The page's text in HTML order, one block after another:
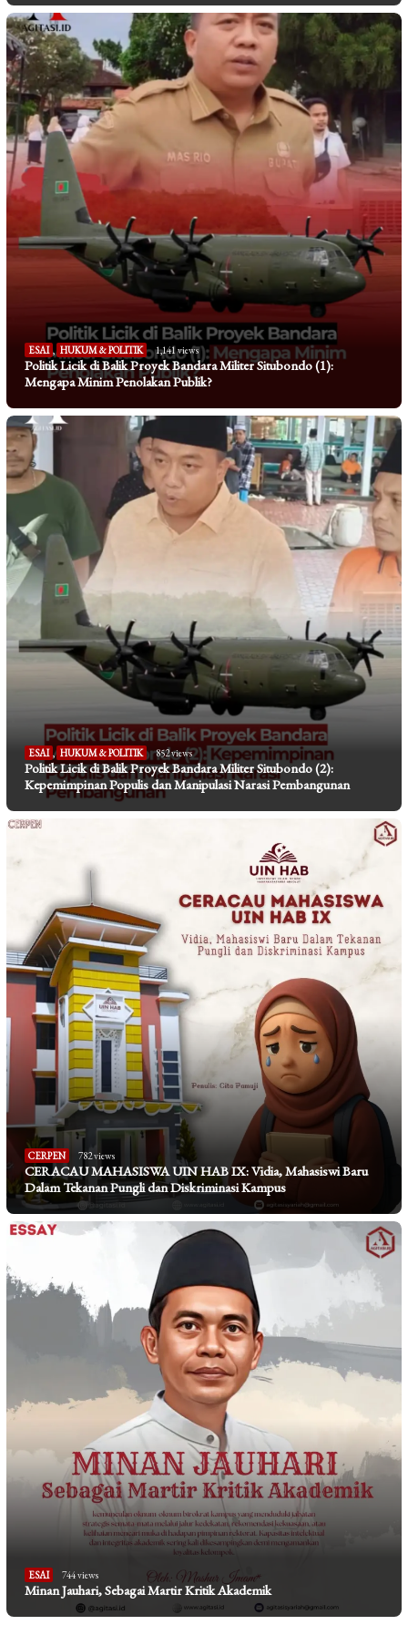
ESAI , HUKUM & POLITIK 1,141 views
Politik Licik di Balik Proyek Bandara Militer Situbondo (1):
Mengapa Minim Penolakan Publik?
ESAI , HUKUM & POLITIK 852 views
Politik Licik di Balik Proyek Bandara Militer Situbondo (2):
Kepemimpinan Populis dan Manipulasi Narasi Pembangunan
CERPEN 782 views
CERACAU MAHASISWA UIN HAB IX: Vidia, Mahasiswi Baru
Dalam Tekanan Pungli dan Diskriminasi Kampus
ESAI 744 views
Minan Jauhari, Sebagai Martir Kritik Akademik